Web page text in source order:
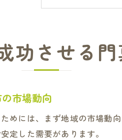
不動産
門真市で納
納得感
ミライ
功させる
市場動向
めには、まず地域の市場動
定した需要があります。